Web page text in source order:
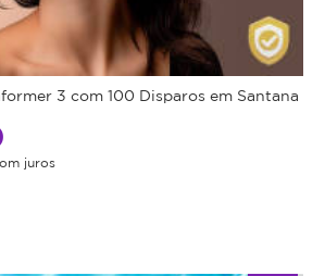
3 com 100 Disparos em Santana
juros